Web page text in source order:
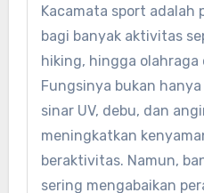
Kacamata sport adalah
bagi banyak aktivitas
hiking, hingga
Fungsinya bukan
sinar UV, debu, dan
meningkatkan
beraktivitas. Namun,
sering mengabaikan